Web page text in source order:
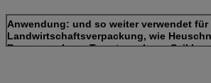
Anwendung: und so weiter verwendet
Landwirtschaftsverpackung, wie
Bananenschnur, Tomatenschnur. Seil